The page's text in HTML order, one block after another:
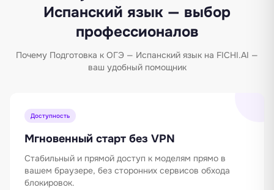
Испанский язык — выбор
профессионалов
Почему Подготовка к ОГЭ — Испанский язык на FICHI.AI —
ваш удобный помощник
Доступность
Мгновенный старт без VPN
Стабильный и прямой доступ к моделям прямо в
вашем браузере, без сторонних сервисов обхода
блокировок.